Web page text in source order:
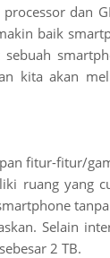
dan
baik
kita akan
fitur-fitur/
ruang yang
Selain
2 TB.